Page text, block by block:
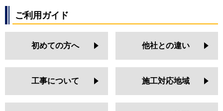
ご利用ガイド
初めての方へ 他社との違い
工事について 施工対応地域